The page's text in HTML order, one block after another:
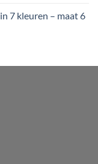
7 kleuren – maat 6